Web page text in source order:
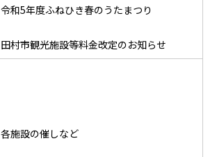
令和5年度ふねひき春のうたまつり
田村市観光施設等料金改定のお知らせ
各施設の催しなど